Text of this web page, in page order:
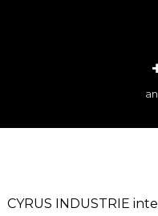
CYRUS INDUSTRIE